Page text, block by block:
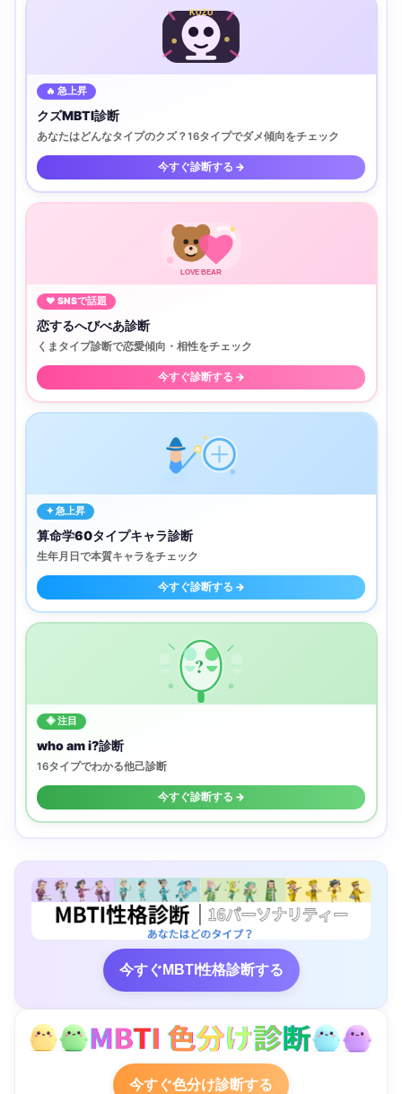
KUZU
🔥 急上昇
クズMBTI診断
あなたはどんなタイプのクズ？16タイプでダメ傾向をチェック
今すぐ診断する →
LOVE BEAR
♥ SNSで話題
恋するへびべあ診断
くまタイプ診断で恋愛傾向・相性をチェック
今すぐ診断する →
✦ 急上昇
算命学60タイプキャラ診断
生年月日で本質キャラをチェック
今すぐ診断する →
?
◈ 注目
who am i?診断
16タイプでわかる他己診断
今すぐ診断する →
今すぐMBTI性格診断する
今すぐ色分け診断する